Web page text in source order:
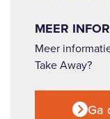
MEER
Meer
Take Away?
Ga